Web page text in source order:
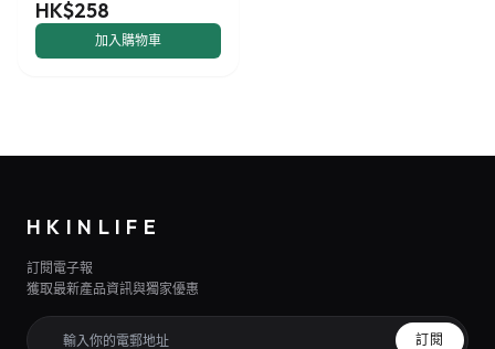
HK$258
加入購物車
HKINLIFE
訂閱電子報
獲取最新產品資訊與獨家優惠
訂閱